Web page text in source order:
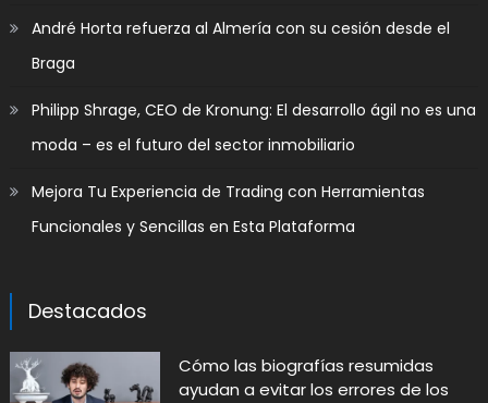
André Horta refuerza al Almería con su cesión desde el
Braga
Philipp Shrage, CEO de Kronung: El desarrollo ágil no es una
moda – es el futuro del sector inmobiliario
Mejora Tu Experiencia de Trading con Herramientas
Funcionales y Sencillas en Esta Plataforma
Destacados
Cómo las biografías resumidas
ayudan a evitar los errores de los